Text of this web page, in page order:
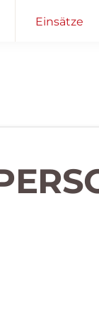
Einsätze